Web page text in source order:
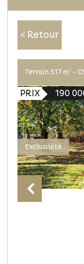
< Retour
Terrain 517 m² -
PRIX 190
Exclusivité